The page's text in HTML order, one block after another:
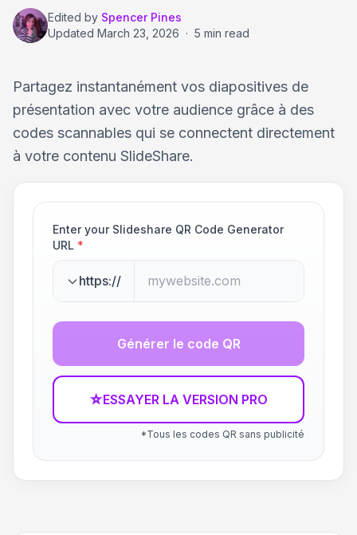
Edited by Spencer Pines
Updated March 23, 2026 · 5 min read
Partagez instantanément vos diapositives de
présentation avec votre audience grâce à des
codes scannables qui se connectent directement
à votre contenu SlideShare.
Enter your Slideshare QR Code Generator
URL *
https://
Générer le code QR
☆ESSAYER LA VERSION PRO
*Tous les codes QR sans publicité